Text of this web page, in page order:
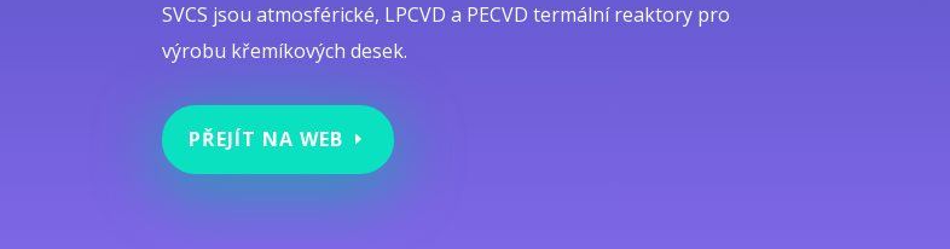
SVCS jsou atmosférické, LPCVD a PECVD termální reaktory pro
výrobu křemíkových desek.
PŘEJÍT NA WEB